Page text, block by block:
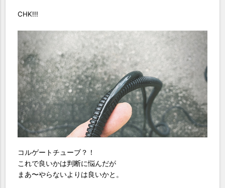
CHK!!!
コルゲートチューブ？！
これで良いかは判断に悩んだが
まあ〜やらないよりは良いかと。